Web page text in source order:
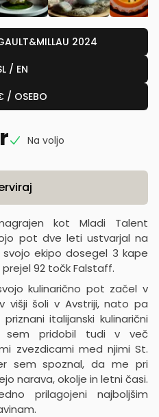
2024
/ EN
/ OSEBO
Na voljo
kot Mladi Talent
pot dve leti ustvarjal na
ekipo dosegel 3 kape
92 točk Falstaff.
kulinarično pot začel v
višji šoli v Avstriji, nato pa
italijanski kulinarični
sem pridobil tudi v več
zvezdicami med njimi St.
sem spoznal, da me pri
narava, okolje in letni časi.
prilagojeni najboljšim